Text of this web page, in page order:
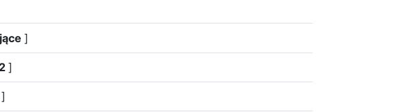
]
]
]